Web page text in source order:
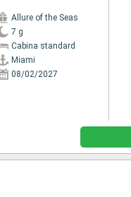
Allure of the Seas
7 g
Cabina standard
Miami
08/02/2027